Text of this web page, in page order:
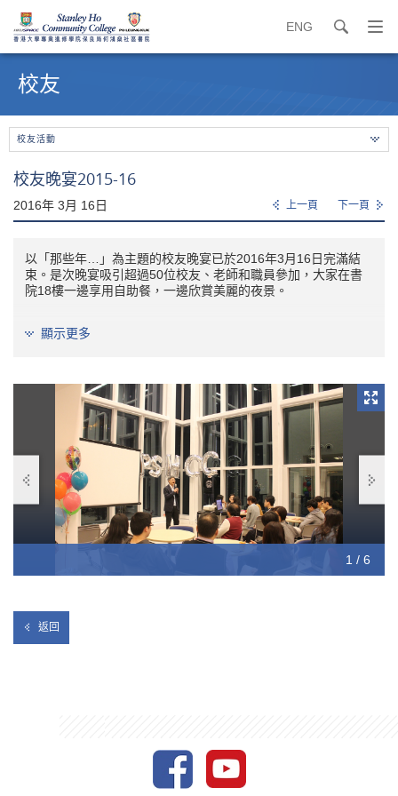
ENG search
打
開
始
校友
校友活動
校友晚宴2015-16
2016年 3月 16日 上一頁 下一頁
以「那些年…」為主題的校友晚宴已於2016年3月16日完滿結
束。是次晚宴吸引超過50位校友、老師和職員參加，大家在書
院18樓一邊享用自助餐，一邊欣賞美麗的夜景。
當晚場面非常溫馨，而幸運的校友更在大抽獎環節獲得由書院送
顯示更多
1 / 6
2 / 6
3 / 6
4 / 6
5 / 6
6 / 6
返回